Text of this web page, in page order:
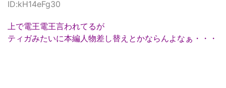
ID:kH14eFg30
上で電王電王言われてるが
ティガみたいに本編人物差し替えとかならんよなぁ・・・